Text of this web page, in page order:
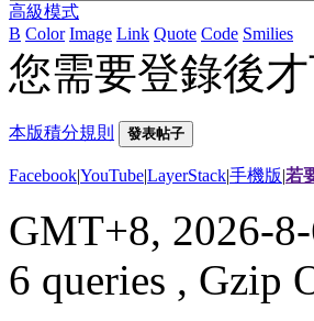
高級模式
B Color Image Link Quote Code Smilies
您需要登錄後
本版積分規則 發表帖子
Facebook|YouTube|LayerStack|手機版|若
GMT+8, 2026-
6 queries , Gzip